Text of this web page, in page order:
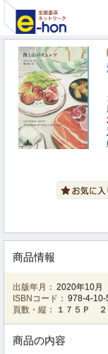
商品情報
出版年月： 2020年10月
ISBNコード： 978-4-
頁数・縦：
１７５Ｐ ２
商品の内容